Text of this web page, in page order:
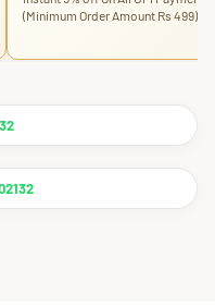
(Minimum Order Amount Rs 499)